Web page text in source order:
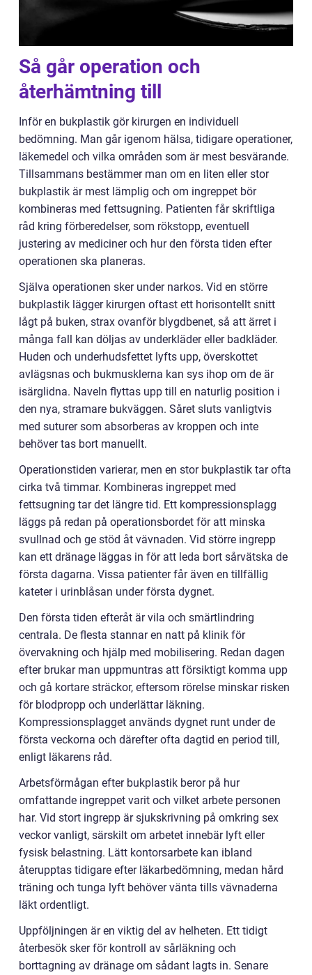
Så går operation och
återhämtning till
Inför en bukplastik gör kirurgen en individuell
bedömning. Man går igenom hälsa, tidigare operationer,
läkemedel och vilka områden som är mest besvärande.
Tillsammans bestämmer man om en liten eller stor
bukplastik är mest lämplig och om ingreppet bör
kombineras med fettsugning. Patienten får skriftliga
råd kring förberedelser, som rökstopp, eventuell
justering av mediciner och hur den första tiden efter
operationen ska planeras.
Själva operationen sker under narkos. Vid en större
bukplastik lägger kirurgen oftast ett horisontellt snitt
lågt på buken, strax ovanför blygdbenet, så att ärret i
många fall kan döljas av underkläder eller badkläder.
Huden och underhudsfettet lyfts upp, överskottet
avlägsnas och bukmusklerna kan sys ihop om de är
isärglidna. Naveln flyttas upp till en naturlig position i
den nya, stramare bukväggen. Såret sluts vanligtvis
med suturer som absorberas av kroppen och inte
behöver tas bort manuellt.
Operationstiden varierar, men en stor bukplastik tar ofta
cirka två timmar. Kombineras ingreppet med
fettsugning tar det längre tid. Ett kompressionsplagg
läggs på redan på operationsbordet för att minska
svullnad och ge stöd åt vävnaden. Vid större ingrepp
kan ett dränage läggas in för att leda bort sårvätska de
första dagarna. Vissa patienter får även en tillfällig
kateter i urinblåsan under första dygnet.
Den första tiden efteråt är vila och smärtlindring
centrala. De flesta stannar en natt på klinik för
övervakning och hjälp med mobilisering. Redan dagen
efter brukar man uppmuntras att försiktigt komma upp
och gå kortare sträckor, eftersom rörelse minskar risken
för blodpropp och underlättar läkning.
Kompressionsplagget används dygnet runt under de
första veckorna och därefter ofta dagtid en period till,
enligt läkarens råd.
Arbetsförmågan efter bukplastik beror på hur
omfattande ingreppet varit och vilket arbete personen
har. Vid stort ingrepp är sjukskrivning på omkring sex
veckor vanligt, särskilt om arbetet innebär lyft eller
fysisk belastning. Lätt kontorsarbete kan ibland
återupptas tidigare efter läkarbedömning, medan hård
träning och tunga lyft behöver vänta tills vävnaderna
läkt ordentligt.
Uppföljningen är en viktig del av helheten. Ett tidigt
återbesök sker för kontroll av sårläkning och
borttagning av dränage om sådant lagts in. Senare